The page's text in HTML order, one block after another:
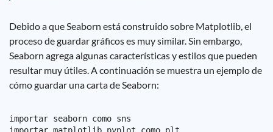
Debido a que Seaborn está construido sobre Matplotlib, el
proceso de guardar gráficos es muy similar. Sin embargo,
Seaborn agrega algunas características y estilos que pueden
resultar muy útiles. A continuación se muestra un ejemplo de
cómo guardar una carta de Seaborn:
importar seaborn como sns